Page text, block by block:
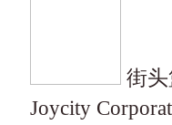
街
Joycity